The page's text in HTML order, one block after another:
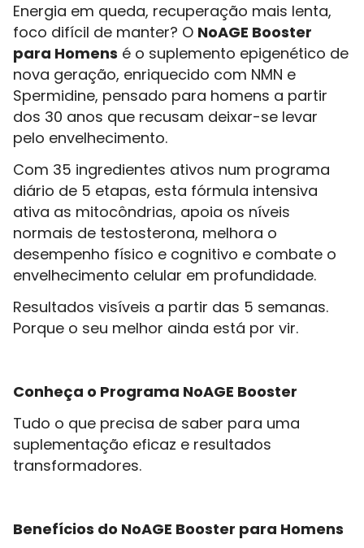
Energia em queda, recuperação mais lenta,
foco difícil de manter? O NoAGE Booster
para Homens é o suplemento epigenético de
nova geração, enriquecido com NMN e
Spermidine, pensado para homens a partir
dos 30 anos que recusam deixar-se levar
pelo envelhecimento.
Com 35 ingredientes ativos num programa
diário de 5 etapas, esta fórmula intensiva
ativa as mitocôndrias, apoia os níveis
normais de testosterona, melhora o
desempenho físico e cognitivo e combate o
envelhecimento celular em profundidade.
Resultados visíveis a partir das 5 semanas.
Porque o seu melhor ainda está por vir.
Conheça o Programa NoAGE Booster
Tudo o que precisa de saber para uma
suplementação eficaz e resultados
transformadores.
Benefícios do NoAGE Booster para Homens